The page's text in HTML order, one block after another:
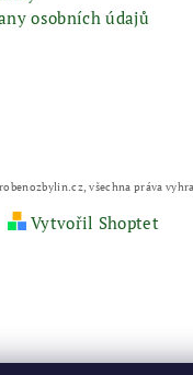
osobních údajů
všechna práva
Vytvořil Shoptet